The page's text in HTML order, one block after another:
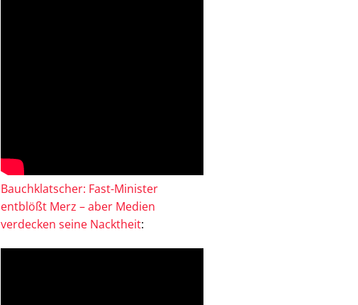
Bauchklatscher: Fast-Minister
entblößt Merz – aber Medien
verdecken seine Nacktheit: